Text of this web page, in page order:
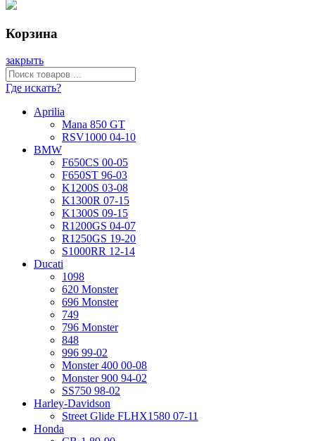
Корзина
закрыть
Где искать?
Aprilia
Mana 850 GT
RSV1000 04-10
BMW
F650CS 00-05
F650ST 96-03
K1200S 03-08
K1300R 07-15
K1300S 09-15
R1200GS 04-07
R1250GS 19-20
S1000RR 12-14
Ducati
1098
620 Monster
696 Monster
749
796 Monster
848
996 99-02
Monster 400 00-08
Monster 900 94-02
SS750 98-02
Harley-Davidson
Street Glide FLHX1580 07-11
Honda